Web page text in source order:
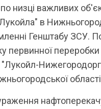
низці важливих
в
Генштабу ЗСУ.
первинної